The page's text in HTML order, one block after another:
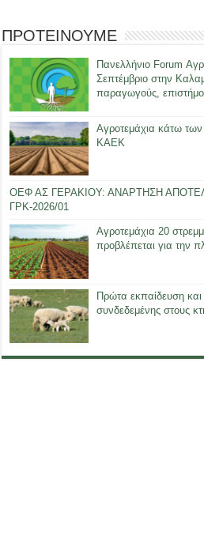
ΠΡΟΤΕΙΝΟΥΜΕ
Πανελλήνιο Forum
Σεπτέμβριο στην
παραγωγούς,
Αγροτεμάχια κάτω
ΚΑΕΚ
ΟΕΦ ΑΣ ΓΕΡΑΚΙΟΥ: ΑΝΑΡΤΗΣΗ
ΓΡΚ-2026/01
Αγροτεμάχια 20
προβλέπεται για την
Πρώτα εκπαίδευση
συνδεδεμένης στους